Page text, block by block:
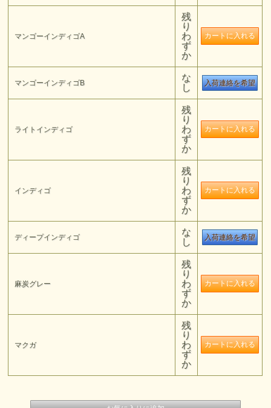
マンゴーインディゴA
残
り
わ
ず
か
マンゴーインディゴB
な
し
入荷連絡を希望
ライトインディゴ
残
り
わ
ず
か
インディゴ
残
り
わ
ず
か
ディープインディゴ
な
し
入荷連絡を希望
麻炭グレー
残
り
わ
ず
か
マクガ
残
り
わ
ず
か